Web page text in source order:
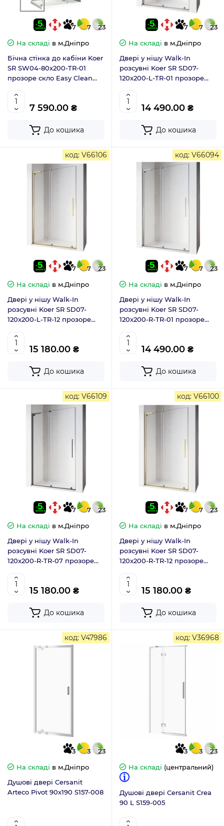
7 7
23
На складі в м.Дніпро
Бічна стінка до кабіни Koer
SR SW04-80x200-TR-01
прозоре скло Easy Clean
7 590.00 ₴
До кошика
7 7
23
На складі в м.Дніпро
Двері у нішу Walk-In
розсувні Koer SR SD07-
120x200-L-TR-01 прозоре
ліва (KR5686)
14 490.00 ₴
До кошика
код: V66106
7 7
23
На складі в м.Дніпро
Двері у нішу Walk-In
розсувні Koer SR SD07-
120x200-L-TR-12 прозоре
золото ліва (KR5687)
15 180.00 ₴
До кошика
код: V66094
7 7
23
На складі в м.Дніпро
Двері у нішу Walk-In
розсувні Koer SR SD07-
120x200-R-TR-01 прозоре
права (KR5773)
14 490.00 ₴
До кошика
код: V66109
7 7
23
На складі в м.Дніпро
Двері у нішу Walk-In
розсувні Koer SR SD07-
120x200-R-TR-07 прозоре
права (KR5775)
15 180.00 ₴
До кошика
код: V66100
7 7
23
На складі в м.Дніпро
Двері у нішу Walk-In
розсувні Koer SR SD07-
120x200-R-TR-12 прозоре
золото права (KR5774)
15 180.00 ₴
До кошика
код: V47986
3 3
23
На складі в м.Дніпро
Душові двері Cersanit
Arteco Pivot 90х190 S157-008
код: V36968
3 3
23
На складі (центральний)
Душові двері Cersanit Crea
90 L S159-005